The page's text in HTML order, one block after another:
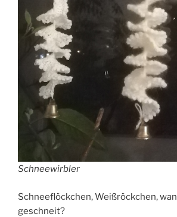
Schneewirbler
Schneeflöckchen, Weißröckchen,
geschneit?